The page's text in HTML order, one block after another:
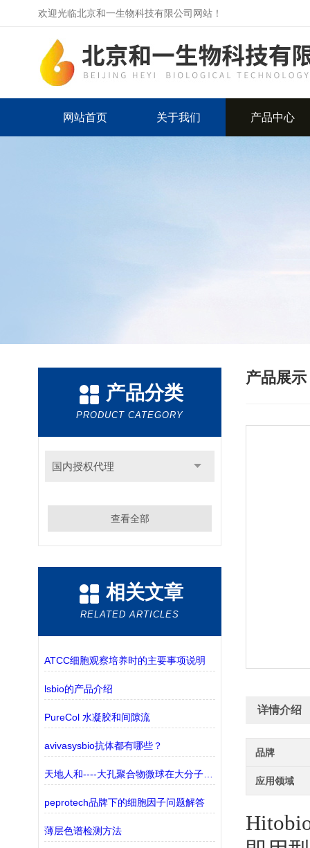
欢迎光临北京和一生物科技有限公司网站！
网站首页 关于我们 产品中心
产品分类
PRODUCT CATEGORY
国内授权代理
查看全部
相关文章
RELATED ARTICLES
ATCC细胞观察培养时的主要事项说明
lsbio的产品介绍
PureCol 水凝胶和间隙流
avivasysbio抗体都有哪些？
天地人和----大孔聚合物微球在大分子纯化中的应用
peprotech品牌下的细胞因子问题解答
薄层色谱检测方法
产品展示
详情介绍
品牌
应用领域